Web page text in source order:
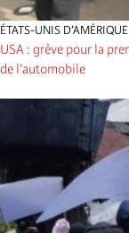
ÉTATS-UNIS D’AMÉRIQUE
USA : grève pour la
de l’automobile